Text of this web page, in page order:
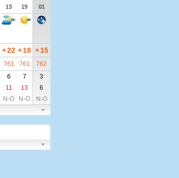
13 19 01
+22 +18 + 15
761 761
762
6 7
3
11 13
6
N-O N-O N-O